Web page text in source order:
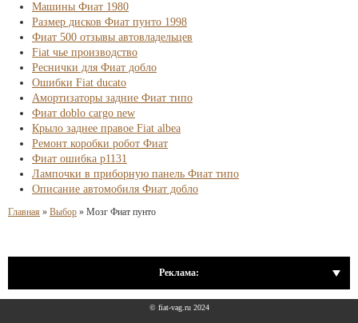
Машины Фиат 1980
Размер дисков Фиат пунто 1998
Фиат 500 отзывы автовладельцев
Fiat чье производство
Реснички для Фиат добло
Ошибки Fiat ducato
Амортизаторы задние Фиат типо
Фиат doblo cargo new
Крыло заднее правое Fiat albea
Ремонт коробки робот Фиат
Фиат ошибка p1131
Лампочки в приборную панель Фиат типо
Описание автомобиля Фиат добло
Главная » Выбор » Мозг Фиат пунто
Реклама:
© fiat-vag.ru 2024